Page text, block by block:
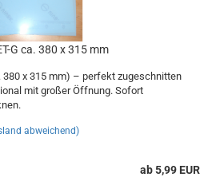
G ca. 380 x 315 mm
380 x 315 mm) – perfekt zugeschnitten
mit großer Öffnung. Sofort
abweichend)
ab 5,99 EUR